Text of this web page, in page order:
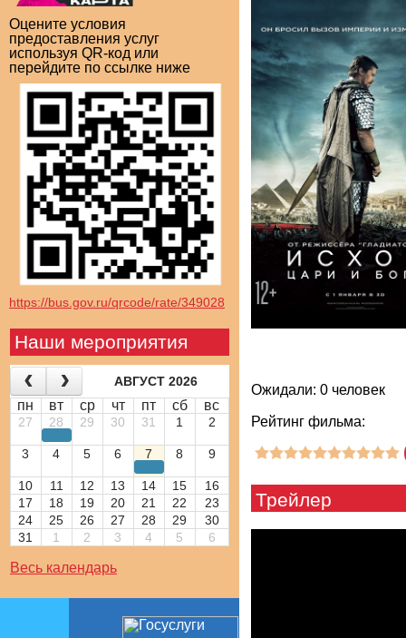
Оцените условия
предоставления услуг
используя QR-код или
перейдите по ссылке ниже
https://bus.gov.ru/qrcode/rate/349028
Наши мероприятия
АВГУСТ 2026
пн вт ср чт пт сб вс
27 28 29 30 31 1 2
3 4 5 6 7 8 9
10 11 12 13 14 15
16
17
18 19 20 21 22
23
24
25 26 27 28 29
30
31
1 2 3 4 5 6
Весь календарь
Ожидали: 0 человек
Рейтинг фильма:
Трейлер